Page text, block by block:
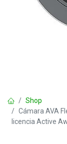
Shop
Cámara AVA
licencia Active